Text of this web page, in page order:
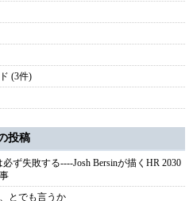
(3件)
投稿
ず失敗する----Josh Bersinが描くHR 2030
とでも言うか